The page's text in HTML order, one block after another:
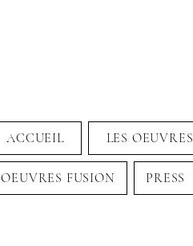
ACCUEIL LES OEUVRES
OEUVRES FUSION PRESS